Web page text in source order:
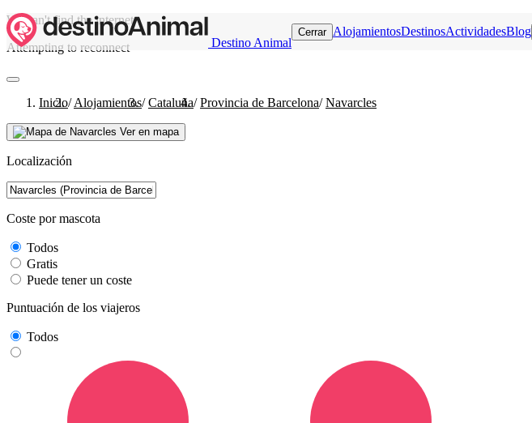
Destino Animal
Cerrar AlojamientosDestinosActividadesBlog
We can't find the internet
Attempting to reconnect
Inicio/ Alojamientos/ Cataluña/ Provincia de Barcelona/ Navarcles
Ver en mapa
Localización
Coste por mascota
Todos
Gratis
Puede tener un coste
Puntuación de los viajeros
Todos